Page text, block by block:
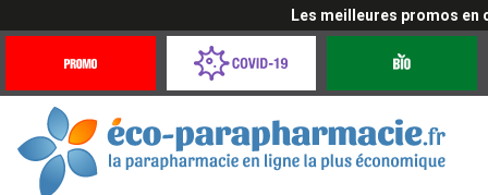
Les meilleures promos en
Offres
Coronavirus